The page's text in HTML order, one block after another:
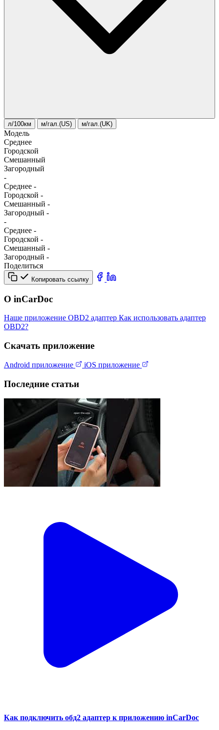
л/100км м/гал.(US) м/гал.(UK)
Модель
Среднее
Городской
Смешанный
Загородный
-
Среднее -
Городской -
Смешанный -
Загородный -
-
Среднее -
Городской -
Смешанный -
Загородный -
Поделиться
Копировать ссылку
О inCarDoc
Наше приложение OBD2 адаптер Как использовать адаптер
OBD2?
Скачать приложение
Android приложение iOS приложение
Последние статьи
Как подключить обд2 адаптер к приложению inCarDoc